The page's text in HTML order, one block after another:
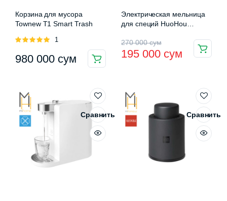
Корзина для мусора
Townew T1 Smart Trash
Оценка
1
980 000 сум
Электрическая мельница
для специй HuoHou
270 000сум
Первоначальная
цена
270
000 сум.
195 000 сум
Текущая
цена:
000 сум.
Этот
несколько
вариаций.
Опции
можно
странице
Сравнить Сравнить